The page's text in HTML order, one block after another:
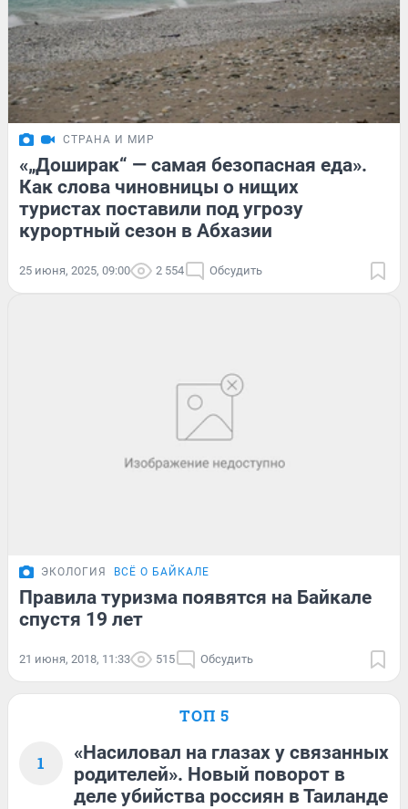
СТРАНА И МИР
«„Доширак“ — самая безопасная еда».
Как слова чиновницы о нищих
туристах поставили под угрозу
курортный сезон в Абхазии
25 июня, 2025, 09:00 2 554 Обсудить
ЭКОЛОГИЯ ВСЁ О БАЙКАЛЕ
Правила туризма появятся на Байкале
спустя 19 лет
21 июня, 2018, 11:33 515 Обсудить
ТОП 5
1
«Насиловал на глазах у связанных
родителей». Новый поворот в
деле убийства россиян в Таиланде